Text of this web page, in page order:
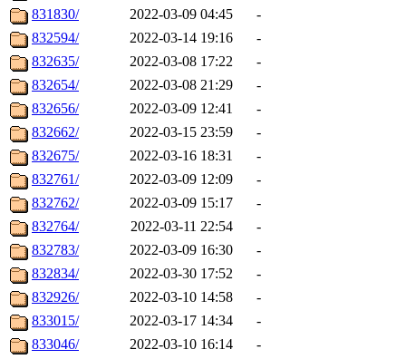
831830/
2022-03-09 04:45
-
832594/
2022-03-14 19:16
-
832635/
2022-03-08 17:22
-
832654/
2022-03-08 21:29
-
832656/
2022-03-09 12:41
-
832662/
2022-03-15 23:59
-
832675/
2022-03-16 18:31
-
832761/
2022-03-09 12:09
-
832762/
2022-03-09 15:17
-
832764/
2022-03-11 22:54
-
832783/
2022-03-09 16:30
-
832834/
2022-03-30 17:52
-
832926/
2022-03-10 14:58
-
833015/
2022-03-17 14:34
-
833046/
2022-03-10 16:14
-